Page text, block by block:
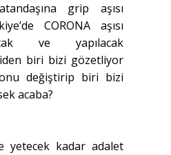
grip aşısı
CORONA aşısı
ve yapılacak
biri bizi gözetliyor
değiştirip biri bizi
acaba?
yetecek kadar adalet